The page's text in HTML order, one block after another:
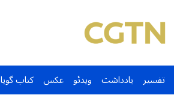
تفسیر یادداشت ویدئو عکس کتاب گویا